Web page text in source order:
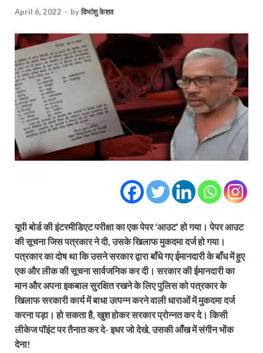
April 6, 2022 - byविभांशु केशव
यूपी बोर्ड की इंटरमीडिएट परीक्षा का एक पेपर ‘आउट’ हो गया। पेपर आउट
की सूचना जिस पत्रकार ने दी, उसके खिलाफ मुकदमा दर्ज हो गया।
पत्रकार का दोष था कि उसने सरकार द्वारा बाँधे गए ईमानदारी के बाँध में हुए
एक और लीक की सूचना सार्वजनिक कर दी। सरकार की ईमानदारी का
मान और अपना इकबाल सुरक्षित रखने के लिए पुलिस को पत्रकार के
खिलाफ सरकारी कार्य में बाधा उत्पन्न करने वाली धाराओं में मुकदमा दर्ज
करना पड़ा। हो सकता है, खुश होकर सरकार प्रोन्नत कर दे। किसी
लीकेज पॉइंट पर तैनात कर दे- इधर जो देखे, उसकी आँख में संगीन भोंक
देना!